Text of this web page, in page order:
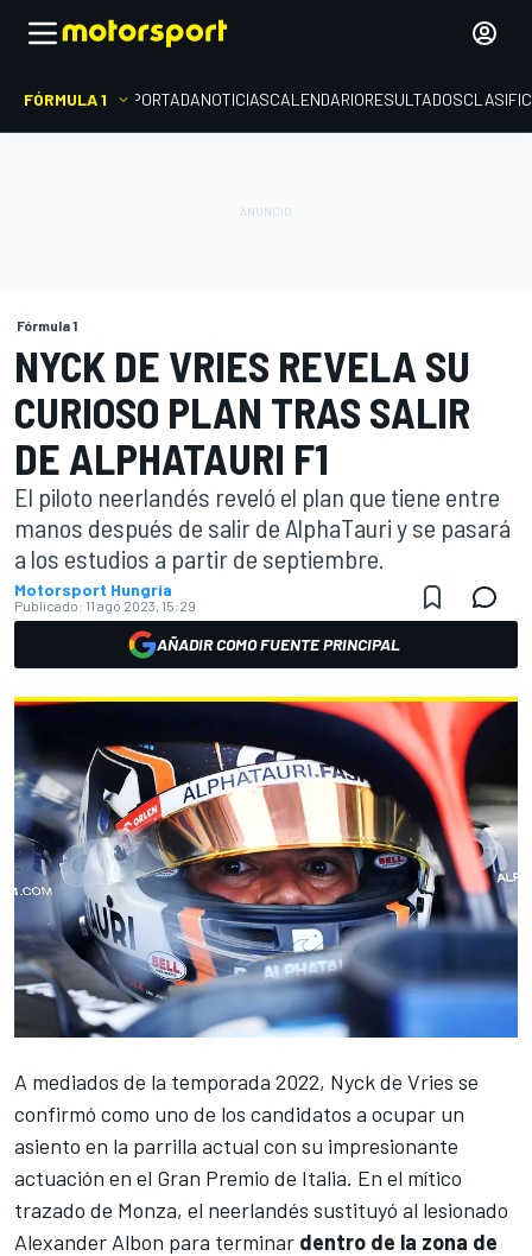
FÓRMULA 1 PORTADANOTICIASCALENDARIORESULTADOS
Fórmula 1
NYCK DE VRIES REVELA SU
CURIOSO PLAN TRAS SALIR
DE ALPHATAURI F1
El piloto neerlandés reveló el plan que tiene entre
manos después de salir de AlphaTauri y se pasará
a los estudios a partir de septiembre.
Motorsport Hungría
Publicado: 11 ago 2023, 15:29
AÑADIR COMO FUENTE PRINCIPAL
A mediados de la temporada 2022, Nyck de Vries se
confirmó como uno de los candidatos a ocupar un
asiento en la parrilla actual con su impresionante
actuación en el Gran Premio de Italia. En el mítico
trazado de Monza, el neerlandés sustituyó al lesionado
Alexander Albon para terminar dentro de la zona de